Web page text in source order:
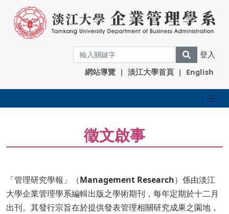
登入
網站導覽 | 淡江大學首頁 | English
徵文啟事
「管理研究學報」（Management Research）係由淡江
大學企業管理學系編輯出版之學術期刊，每年定期於十二月
出刊。其發行宗旨在於提供發表管理相關研究成果之園地，